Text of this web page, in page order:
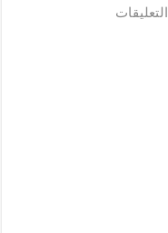
التعليقات